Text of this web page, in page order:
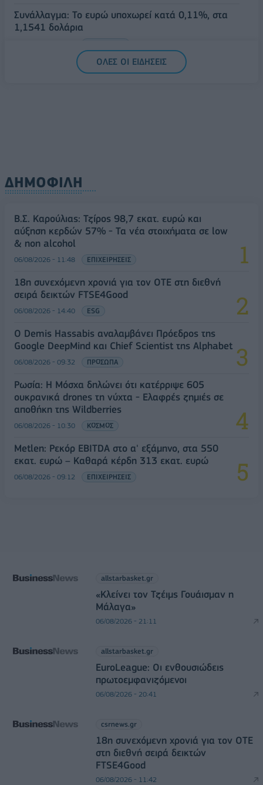
Συνάλλαγμα: Το ευρώ υποχωρεί κατά 0,11%, στα
1,1541 δολάρια
ΟΛΕΣ ΟΙ ΕΙΔΗΣΕΙΣ
ΔΗΜΟΦΙΛΗ
Β.Σ. Καρούλιας: Τζίρος 98,7 εκατ. ευρώ και
αύξηση κερδών 57% - Τα νέα στοιχήματα σε low
& non alcohol
06/08/2026 - 11:48 ΕΠΙΧΕΙΡΗΣΕΙΣ
18η συνεχόμενη χρονιά για τον ΟΤΕ στη διεθνή
σειρά δεικτών FTSE4Good
06/08/2026 - 14:40 ESG
Ο Demis Hassabis αναλαμβάνει Πρόεδρος της
Google DeepMind και Chief Scientist της Alphabet
06/08/2026 - 09:32 ΠΡΟΣΩΠΑ
Ρωσία: Η Μόσχα δηλώνει ότι κατέρριψε 605
ουκρανικά drones τη νύχτα - Ελαφρές ζημιές σε
αποθήκη της Wildberries
06/08/2026 - 10:30 ΚΟΣΜΟΣ
Metlen: Ρεκόρ EBITDA στο α' εξάμηνο, στα 550
εκατ. ευρώ – Καθαρά κέρδη 313 εκατ. ευρώ
06/08/2026 - 09:12 ΕΠΙΧΕΙΡΗΣΕΙΣ
allstarbasket.gr
«Κλείνει τον Τζέιμς Γουάισμαν η
Μάλαγα»
06/08/2026 - 21:11
allstarbasket.gr
EuroLeague: Οι ενθουσιώδεις
πρωτοεμφανιζόμενοι
06/08/2026 - 20:41
csrnews.gr
18η συνεχόμενη χρονιά για τον ΟΤΕ
στη διεθνή σειρά δεικτών
FTSE4Good
06/08/2026 - 11:42